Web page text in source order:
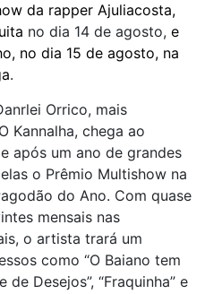
da rapper Ajuliacosta,
no dia 14 de agosto, e
no dia 15 de agosto, na
.
Orrico, mais
Kannalha, chega ao
após um ano de grandes
o Prêmio Multishow na
do Ano. Com quase
mensais nas
o artista trará um
como “O Baiano tem
de Desejos”, “Fraquinha” e